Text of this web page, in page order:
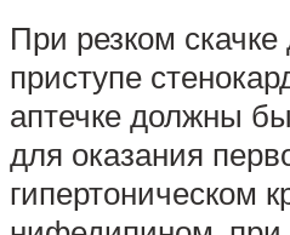
При резком
приступе
аптечке должны
для оказания
гипертоническом